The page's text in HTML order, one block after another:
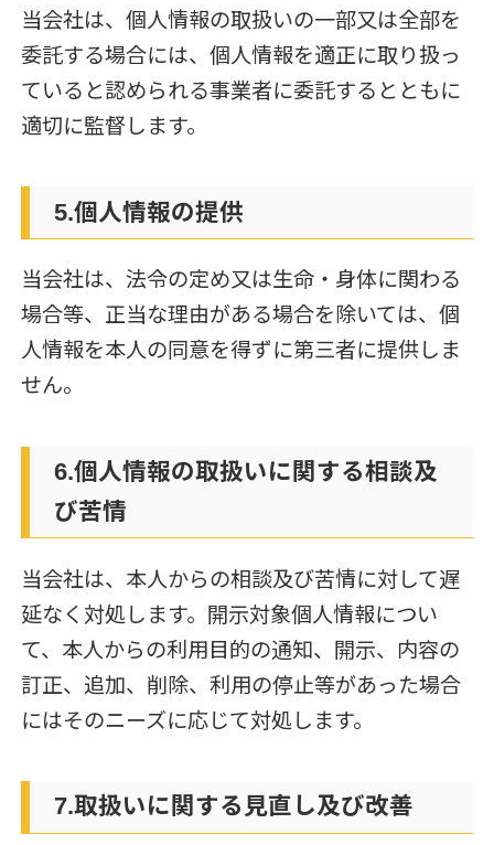
当会社は、個人情報の取扱いの一部又は全部を
委託する場合には、個人情報を適正に取り扱っ
ていると認められる事業者に委託するとともに
適切に監督します。
5.個人情報の提供
当会社は、法令の定め又は生命・身体に関わる
場合等、正当な理由がある場合を除いては、個
人情報を本人の同意を得ずに第三者に提供しま
せん。
6.個人情報の取扱いに関する相談及
び苦情
当会社は、本人からの相談及び苦情に対して遅
延なく対処します。開示対象個人情報につい
て、本人からの利用目的の通知、開示、内容の
訂正、追加、削除、利用の停止等があった場合
にはそのニーズに応じて対処します。
7.取扱いに関する見直し及び改善